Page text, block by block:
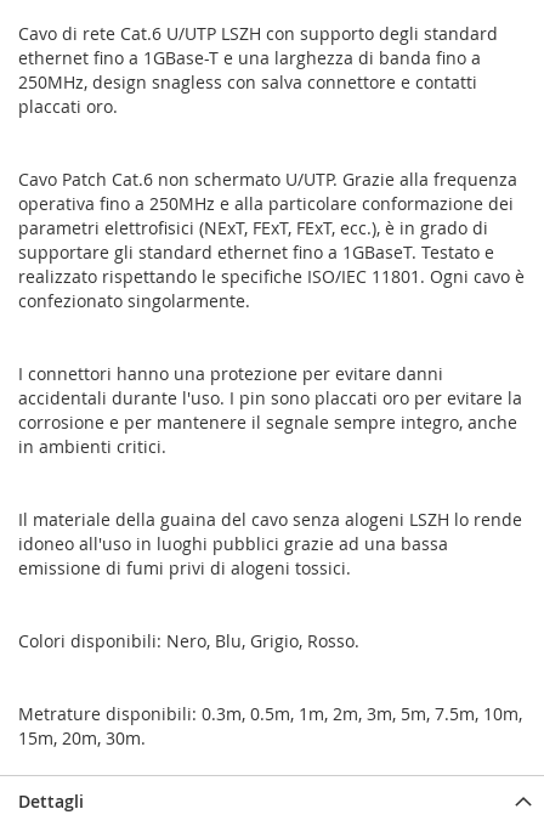
Cavo di rete Cat.6 U/UTP LSZH con supporto degli standard
ethernet fino a 1GBase-T e una larghezza di banda fino a
250MHz, design snagless con salva connettore e contatti
placcati oro.
Cavo Patch Cat.6 non schermato U/UTP. Grazie alla frequenza
operativa fino a 250MHz e alla particolare conformazione dei
parametri elettrofisici (NExT, FExT, FExT, ecc.), è in grado di
supportare gli standard ethernet fino a 1GBaseT. Testato e
realizzato rispettando le specifiche ISO/IEC 11801. Ogni cavo è
confezionato singolarmente.
I connettori hanno una protezione per evitare danni
accidentali durante l'uso. I pin sono placcati oro per evitare la
corrosione e per mantenere il segnale sempre integro, anche
in ambienti critici.
Il materiale della guaina del cavo senza alogeni LSZH lo rende
idoneo all'uso in luoghi pubblici grazie ad una bassa
emissione di fumi privi di alogeni tossici.
Colori disponibili: Nero, Blu, Grigio, Rosso.
Metrature disponibili: 0.3m, 0.5m, 1m, 2m, 3m, 5m, 7.5m, 10m,
15m, 20m, 30m.
Dettagli